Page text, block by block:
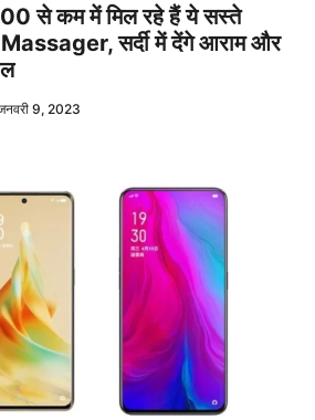
से कम में मिल रहे हैं ये सस्ते
सर्दी में देंगे आराम और
9, 2023